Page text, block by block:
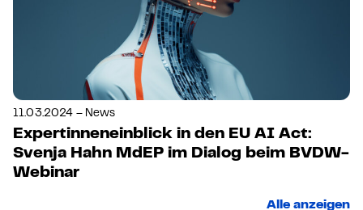
11.03.2024 – News
Expertinneneinblick in den EU AI Act:
Svenja Hahn MdEP im Dialog beim BVDW-
Webinar
Alle anzeigen